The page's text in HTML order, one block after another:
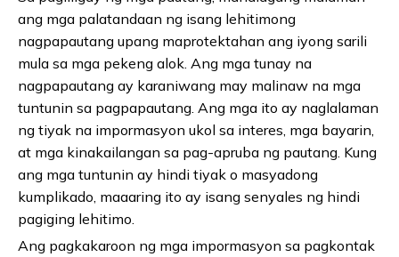
ang mga palatandaan ng isang lehitimong
nagpapautang upang maprotektahan ang iyong sarili
mula sa mga pekeng alok. Ang mga tunay na
nagpapautang ay karaniwang may malinaw na mga
tuntunin sa pagpapautang. Ang mga ito ay naglalaman
ng tiyak na impormasyon ukol sa interes, mga bayarin,
at mga kinakailangan sa pag-apruba ng pautang. Kung
ang mga tuntunin ay hindi tiyak o masyadong
kumplikado, maaaring ito ay isang senyales ng hindi
pagiging lehitimo.
Ang pagkakaroon ng mga impormasyon sa pagkontak